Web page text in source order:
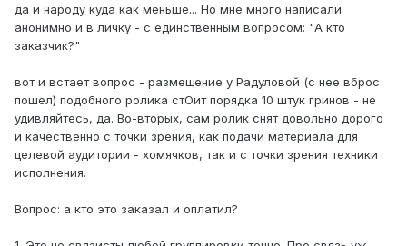
да и народу куда как меньше... Но мне много написали
анонимно и в личку - с единственным вопросом: "А кто
заказчик?"
вот и встает вопрос - размещение у Радуловой (с нее вброс
пошел) подобного ролика стОит порядка 10 штук гринов - не
удивляйтесь, да. Во-вторых, сам ролик снят довольно дорого
и качественно с точки зрения, как подачи материала для
целевой аудитории - хомячков, так и с точки зрения техники
исполнения.
Вопрос: а кто это заказал и оплатил?